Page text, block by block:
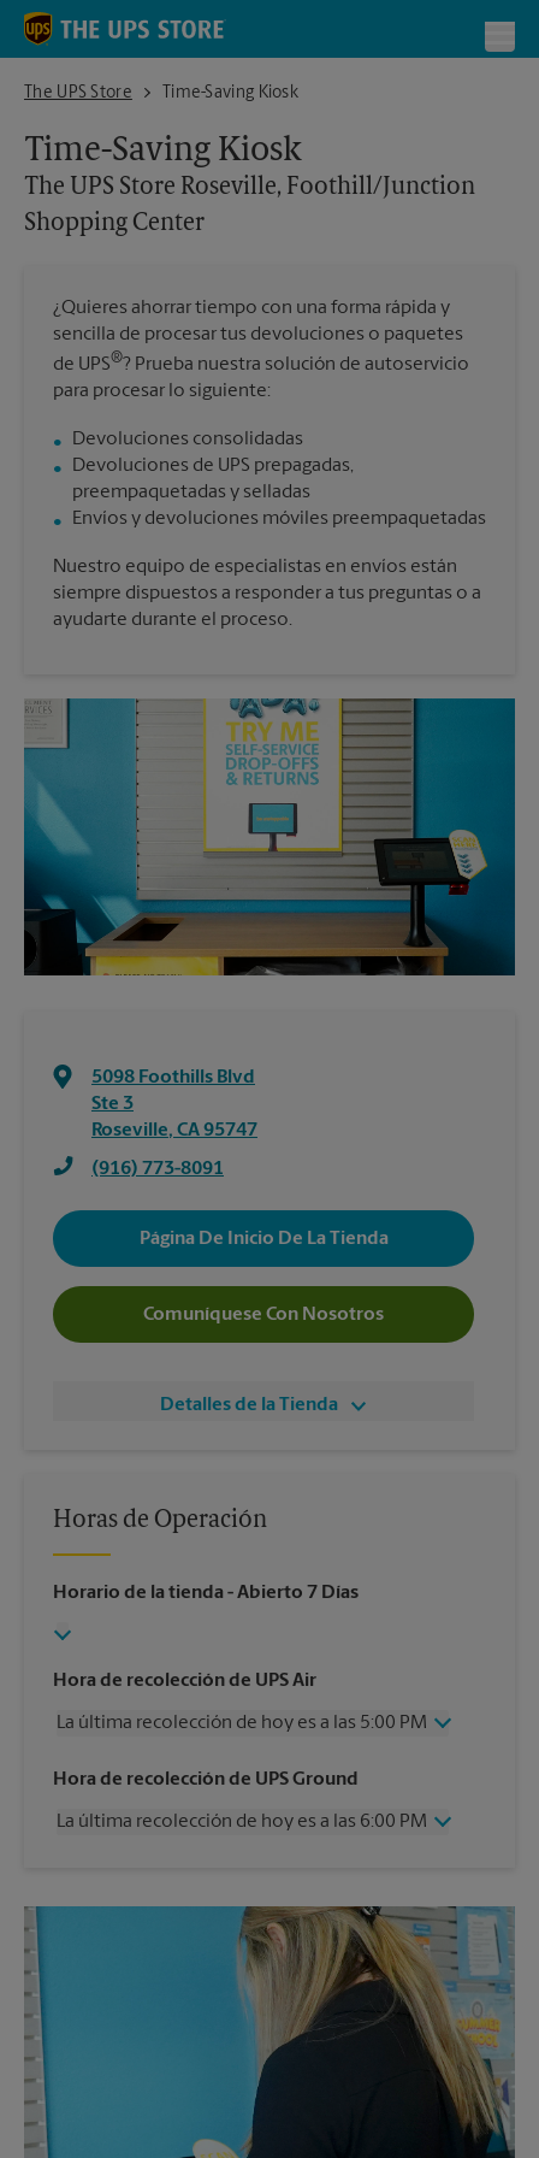
Skip to content
Return to Nav
The UPS Store
The UPS Store Roseville, Foothill/Junction Shopping Center
Time-Saving Kiosk
Time-Saving Kiosk
The UPS Store Roseville, Foothill/Junction
Shopping Center
¿Quieres ahorrar tiempo con una forma rápida y
sencilla de procesar tus devoluciones o paquetes
de UPS®? Prueba nuestra solución de autoservicio
para procesar lo siguiente:
Devoluciones consolidadas
Devoluciones de UPS prepagadas,
preempaquetadas y selladas
Envíos y devoluciones móviles preempaquetadas
Nuestro equipo de especialistas en envíos están
siempre dispuestos a responder a tus preguntas o a
ayudarte durante el proceso.
5098 Foothills Blvd
Ste 3
Roseville, CA95747
(916) 773-8091
Página De Inicio De La Tienda
Comuníquese Con Nosotros
Detalles de la Tienda
Horas de Operación
Horario de la tienda - Abierto 7 Días
Hora de recolección de UPS Air
La última recolección de hoy es a las 5:00 PM
Miércoles
5:00 PM
Viernes
5:00 PM
Lunes
5:00 PM
5:00 PM
Hora de recolección de UPS Ground
La última recolección de hoy es a las 6:00 PM
6:00 PM
Sin Recolección
Sin Recolección
6:00 PM